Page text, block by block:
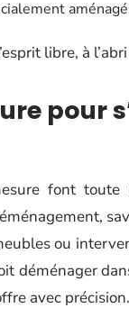
libre, à
pour
font toute
ou
déménager
avec précision.